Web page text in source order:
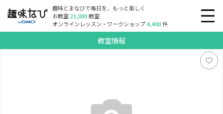
趣味とまなびで毎日を、もっと楽しく
お教室21,000教室
オンラインレッスン・ワークショップ4,400件
教室情報